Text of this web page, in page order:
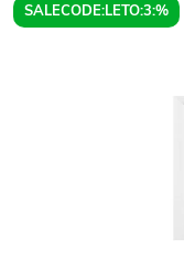
SALECODE:LETO:3:%